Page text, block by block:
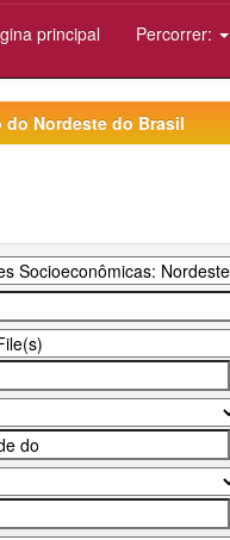
principal Percorrer:
do Nordeste do Brasil